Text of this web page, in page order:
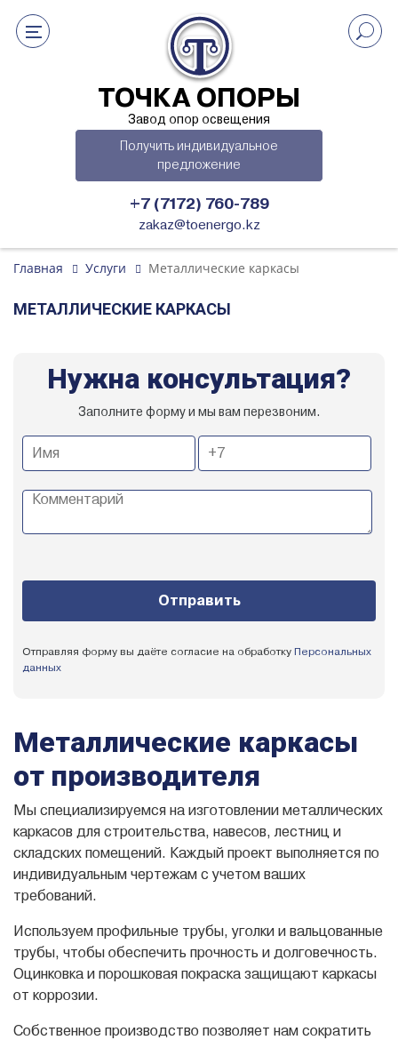
ТОЧКА ОПОРЫ
Завод опор освещения
Получить индивидуальное
предложение
+7 (7172) 760-789
zakaz@toenergo.kz
Главная Услуги Металлические каркасы
МЕТАЛЛИЧЕСКИЕ КАРКАСЫ
Нужна консультация?
Заполните форму и мы вам перезвоним.
Отправляя форму вы даёте согласие на обработку Персональных
данных
Металлические каркасы
от производителя
Мы специализируемся на изготовлении металлических
каркасов для строительства, навесов, лестниц и
складских помещений. Каждый проект выполняется по
индивидуальным чертежам с учетом ваших
требований.
Используем профильные трубы, уголки и вальцованные
трубы, чтобы обеспечить прочность и долговечность.
Оцинковка и порошковая покраска защищают каркасы
от коррозии.
Собственное производство позволяет нам сократить